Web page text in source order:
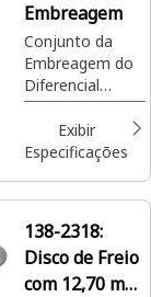
Embreagem
Conjunto da
Embreagem do
Diferencial
Cat®, DE x C:
244 X 67 mm
Exibir
Especificações
138-2318:
Disco de Freio
com 12,70 mm